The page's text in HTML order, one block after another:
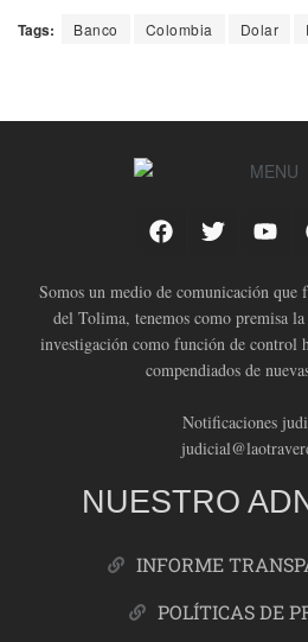
Tags: Banco Colombia Dolar
Somos un medio de comunicación que
del Tolima, tenemos como premisa
investigación como función de control
compendiados de
Notificaciones
NUESTRO
INFORME
POLÍTICAS DE